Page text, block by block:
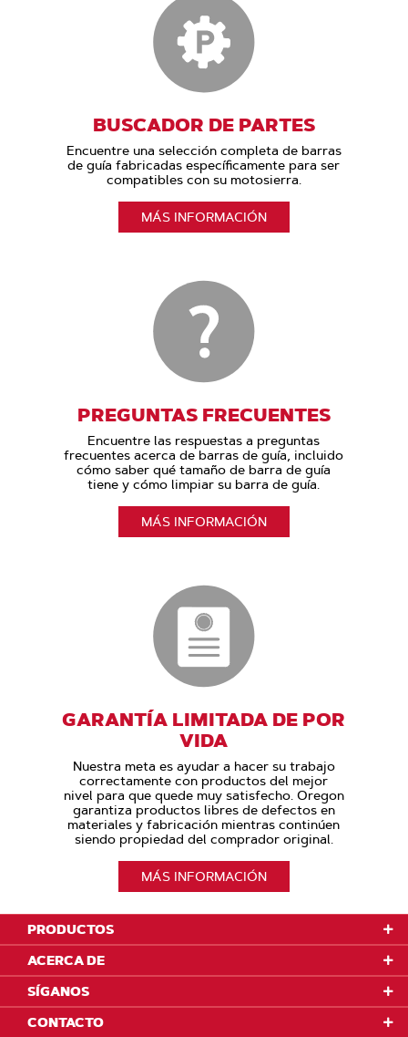
BUSCADOR DE PARTES
Encuentre una selección completa de barras
de guía fabricadas específicamente para ser
compatibles con su motosierra.
MÁS INFORMACIÓN
PREGUNTAS FRECUENTES
Encuentre las respuestas a preguntas
frecuentes acerca de barras de guía, incluido
cómo saber qué tamaño de barra de guía
tiene y cómo limpiar su barra de guía.
MÁS INFORMACIÓN
GARANTÍA LIMITADA DE POR
VIDA
Nuestra meta es ayudar a hacer su trabajo
correctamente con productos del mejor
nivel para que quede muy satisfecho. Oregon
garantiza productos libres de defectos en
materiales y fabricación mientras continúen
siendo propiedad del comprador original.
MÁS INFORMACIÓN
PRODUCTOS
ACERCA DE
SÍGANOS
CONTACTO